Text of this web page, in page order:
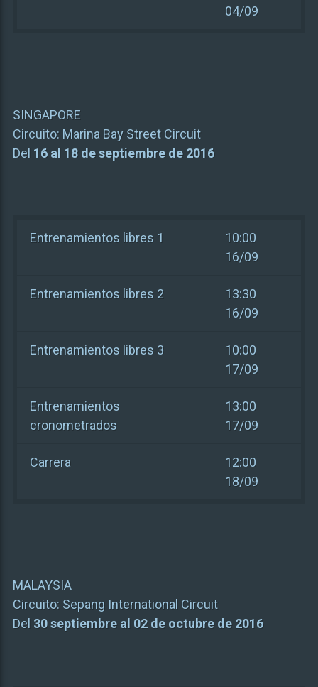
04/09
SINGAPORE
Circuito: Marina Bay Street Circuit
Del 16 al 18 de septiembre de 2016
Entrenamientos libres 1
10:00
16/09
Entrenamientos libres 2
13:30
16/09
Entrenamientos libres 3
10:00
17/09
Entrenamientos
cronometrados
13:00
17/09
Carrera
12:00
18/09
MALAYSIA
Circuito: Sepang International Circuit
Del 30 septiembre al 02 de octubre de 2016